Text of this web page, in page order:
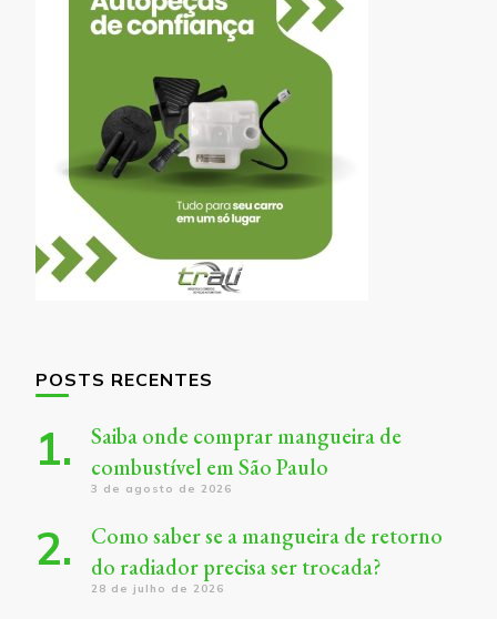
POSTS RECENTES
Saiba onde comprar mangueira de
combustível em São Paulo
3 de agosto de 2026
Como saber se a mangueira de retorno
do radiador precisa ser trocada?
28 de julho de 2026